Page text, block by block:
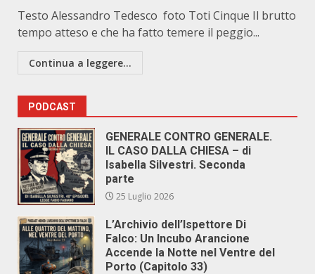
Testo Alessandro Tedesco foto Toti Cinque Il brutto
tempo atteso e che ha fatto temere il peggio...
Continua a leggere...
PODCAST
GENERALE CONTRO GENERALE.
IL CASO DALLA CHIESA – di
Isabella Silvestri. Seconda
parte
25 Luglio 2026
L’Archivio dell’Ispettore Di
Falco: Un Incubo Arancione
Accende la Notte nel Ventre del
Porto (Capitolo 33)